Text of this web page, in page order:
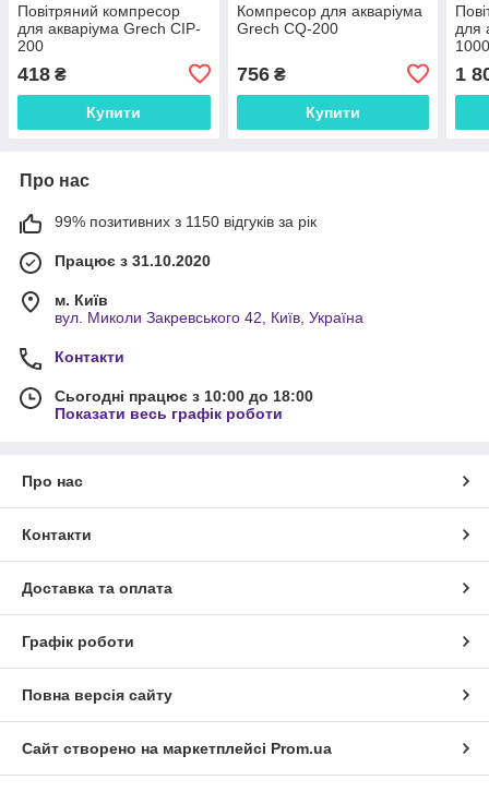
Повітряний компресор
для акваріума Grech CIP-
200
418 ₴
Купити
Компресор для акваріума
Grech CQ-200
756₴
Купити
для
1
Про нас
99% позитивних з 1150 відгуків за рік
Працює з 31.10.2020
м. Київ
вул. Миколи Закревського 42, Київ, Україна
Контакти
Сьогодні працює з 10:00 до 18:00
Показати весь графік роботи
Про нас
Контакти
Доставка та оплата
Графік роботи
Повна версія сайту
Сайт створено на маркетплейсі Prom.ua